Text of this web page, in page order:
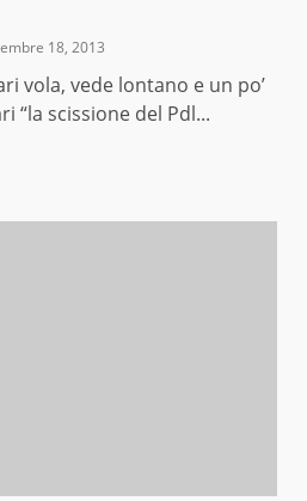
18, 2013
vola, vede lontano e un po’
“la scissione del Pdl...